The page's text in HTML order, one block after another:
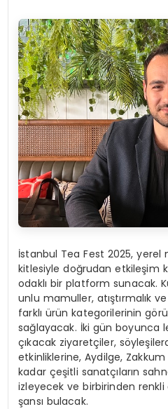
İstanbul Tea Fest 2025, yerel
kitlesiyle doğrudan etkileşim
odaklı bir platform sunacak.
unlu mamuller, atıştırmalık
farklı ürün kategorilerinin
sağlayacak. İki gün boyunca
çıkacak ziyaretçiler,
etkinliklerine, Aydilge,
kadar çeşitli sanatçıların
izleyecek ve birbirinden
şansı bulacak.